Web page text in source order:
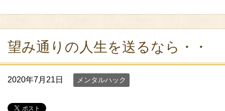
望み通りの人生を送るなら・・
2020年7月21日 メンタルハック